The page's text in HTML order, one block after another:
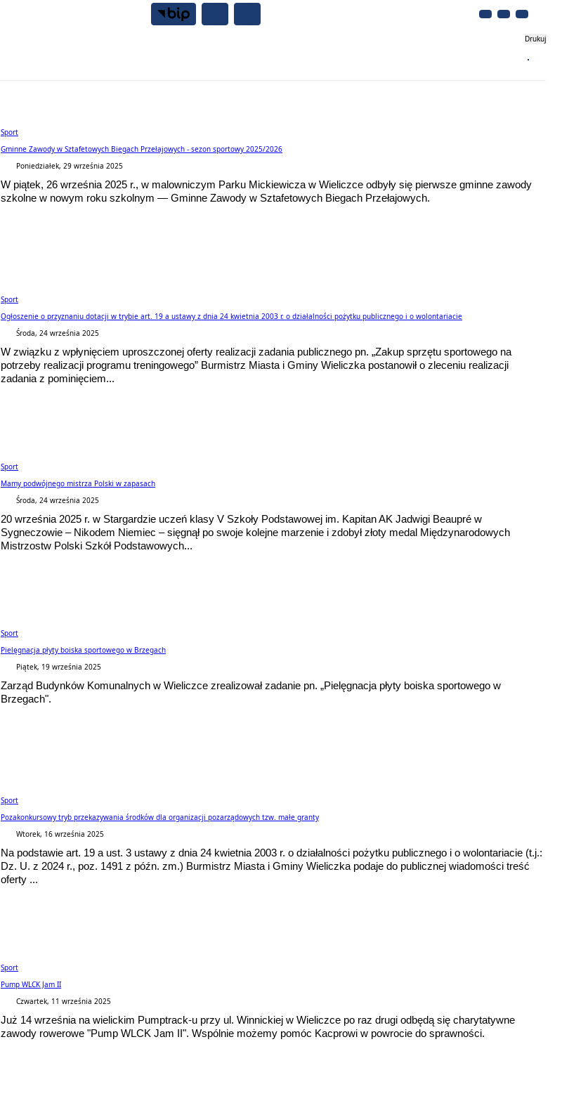
Drukuj
Sport
Gminne Zawody w Sztafetowych Biegach Przełajowych - sezon sportowy 2025/2026
Poniedziałek, 29 września 2025
W piątek, 26 września 2025 r., w malowniczym Parku Mickiewicza w Wieliczce odbyły się pierwsze gminne zawody
szkolne w nowym roku szkolnym — Gminne Zawody w Sztafetowych Biegach Przełajowych.
Sport
Ogłoszenie o przyznaniu dotacji w trybie art. 19 a ustawy z dnia 24 kwietnia 2003 r. o działalności pożytku publicznego i o wolontariacie
Środa, 24 września 2025
W związku z wpłynięciem uproszczonej oferty realizacji zadania publicznego pn. „Zakup sprzętu sportowego na
potrzeby realizacji programu treningowego” Burmistrz Miasta i Gminy Wieliczka postanowił o zleceniu realizacji
zadania z pominięciem...
Sport
Mamy podwójnego mistrza Polski w zapasach
Środa, 24 września 2025
20 września 2025 r. w Stargardzie uczeń klasy V Szkoły Podstawowej im. Kapitan AK Jadwigi Beaupré w
Sygneczowie – Nikodem Niemiec – sięgnął po swoje kolejne marzenie i zdobył złoty medal Międzynarodowych
Mistrzostw Polski Szkół Podstawowych...
Sport
Pielęgnacja płyty boiska sportowego w Brzegach
Piątek, 19 września 2025
Zarząd Budynków Komunalnych w Wieliczce zrealizował zadanie pn. „Pielęgnacja płyty boiska sportowego w
Brzegach".
Sport
Pozakonkursowy tryb przekazywania środków dla organizacji pozarządowych tzw. małe granty
Wtorek, 16 września 2025
Na podstawie art. 19 a ust. 3 ustawy z dnia 24 kwietnia 2003 r. o działalności pożytku publicznego i o wolontariacie (t.j.:
Dz. U. z 2024 r., poz. 1491 z późn. zm.) Burmistrz Miasta i Gminy Wieliczka podaje do publicznej wiadomości treść
oferty ...
Sport
Pump WLCK Jam II
Czwartek, 11 września 2025
Już 14 września na wielickim Pumptrack-u przy ul. Winnickiej w Wieliczce po raz drugi odbędą się charytatywne
zawody rowerowe "Pump WLCK Jam II". Wspólnie możemy pomóc Kacprowi w powrocie do sprawności.